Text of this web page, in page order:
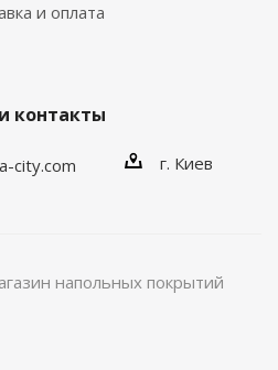
и оплата
контакты
city.com г. Киев
напольных покрытий